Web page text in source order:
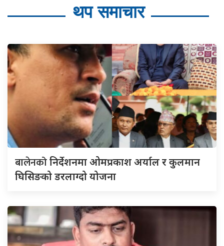
थप समाचार
बालेनकोनिर्देशनमा ओमप्रकाश अर्याल र कुलमान
घिसिङको डरलाग्दो योजना